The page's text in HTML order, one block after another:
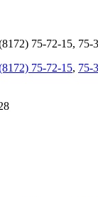
75-72-15, 75-
75-72-15, 75-